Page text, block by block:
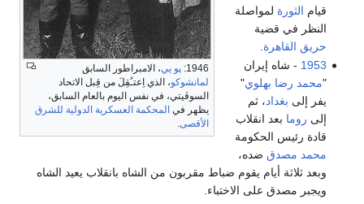
1946: پو يي، الامبراطور السابق
لمانشوكو، الذي اِعتـُقِلَ من قِبل الاتحاد
السوڤيتي، في نفس اليوم بالعام السابق،
يظهر في المحكمة العسكرية الدولية للشرق
الأقصى.
قيام الثورة لمواصلة
النظر في قضية
حريق القاهرة
1953 - شاه إيران
"محمد رضا بهلوي"
يفر إلى بغداد، ثم
إلى روما بعد انقلاب
قادة رئيس الحكومة
محمد مصدق ضده،
وبعد ثلاثة أيام يقوم ضباط مقربون من الشاه بانقلاب يعيد الشاه
ويجبر مصدق على الاختباء.